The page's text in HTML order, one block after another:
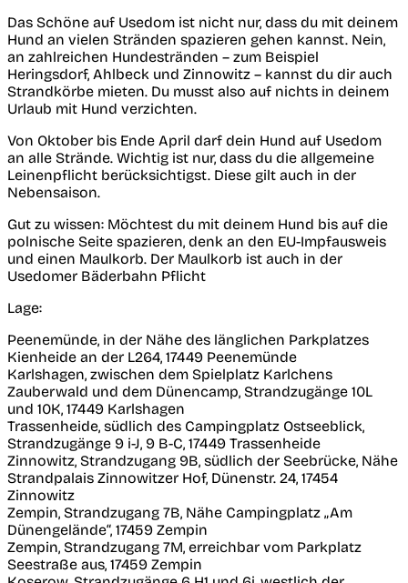
Das Schöne auf Usedom ist nicht nur, dass du mit deinem
Hund an vielen Stränden spazieren gehen kannst. Nein,
an zahlreichen Hundestränden – zum Beispiel
Heringsdorf, Ahlbeck und Zinnowitz – kannst du dir auch
Strandkörbe mieten. Du musst also auf nichts in deinem
Urlaub mit Hund verzichten.
Von Oktober bis Ende April darf dein Hund auf Usedom
an alle Strände. Wichtig ist nur, dass du die allgemeine
Leinenpflicht berücksichtigst. Diese gilt auch in der
Nebensaison.
Gut zu wissen: Möchtest du mit deinem Hund bis auf die
polnische Seite spazieren, denk an den EU-Impfausweis
und einen Maulkorb. Der Maulkorb ist auch in der
Usedomer Bäderbahn Pflicht
Lage:
Peenemünde, in der Nähe des länglichen Parkplatzes
Kienheide an der L264, 17449 Peenemünde
Karlshagen, zwischen dem Spielplatz Karlchens
Zauberwald und dem Dünencamp, Strandzugänge 10L
und 10K, 17449 Karlshagen
Trassenheide, südlich des Campingplatz Ostseeblick,
Strandzugänge 9 i-J, 9 B-C, 17449 Trassenheide
Zinnowitz, Strandzugang 9B, südlich der Seebrücke, Nähe
Strandpalais Zinnowitzer Hof, Dünenstr. 24, 17454
Zinnowitz
Zempin, Strandzugang 7B, Nähe Campingplatz „Am
Dünengelände“, 17459 Zempin
Zempin, Strandzugang 7M, erreichbar vom Parkplatz
Seestraße aus, 17459 Zempin